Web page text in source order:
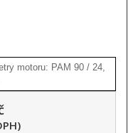
motoru: PAM 90 / 24,